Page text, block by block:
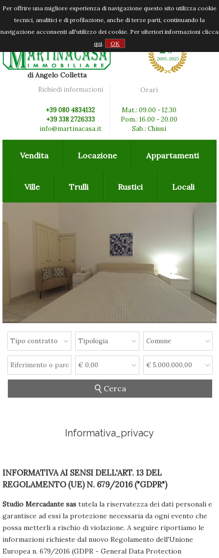
Per offrire una migliore esperienza di navigazione questo sito utilizza cookie
tecnici, analitici e di profilazione, anche di terze parti, continuando la
navigazione acconsenti all'utilizzo dei cookie. Per ulteriori informazioni clicca
qui. OK
di Angelo Colletta
Richiedi informazioni
+39 080 4834132
+39 338 2726333
info@martinacasa.it
Orari
Mat.: 09.00 - 12.30
Pom.: 16.00 - 20.00
Sab.: Chiusi
Vendita Locazione Appartamenti
Ville Trulli Rustici Locali
Informativa_privacy
INFORMATIVA AI SENSI DELL'ART. 13 DEL
REGOLAMENTO (UE) N. 679/2016 ("GDPR")
Studio Mercadante sas tutela la riservatezza dei dati personali e
garantisce ad essi la protezione necessaria da ogni evento che
possa metterli a rischio di violazione. A seguire riportiamo le
informazioni richieste dal nuovo Regolamento dell'Unione
Europea n. 679/2016 (GDPR - General Data Protection